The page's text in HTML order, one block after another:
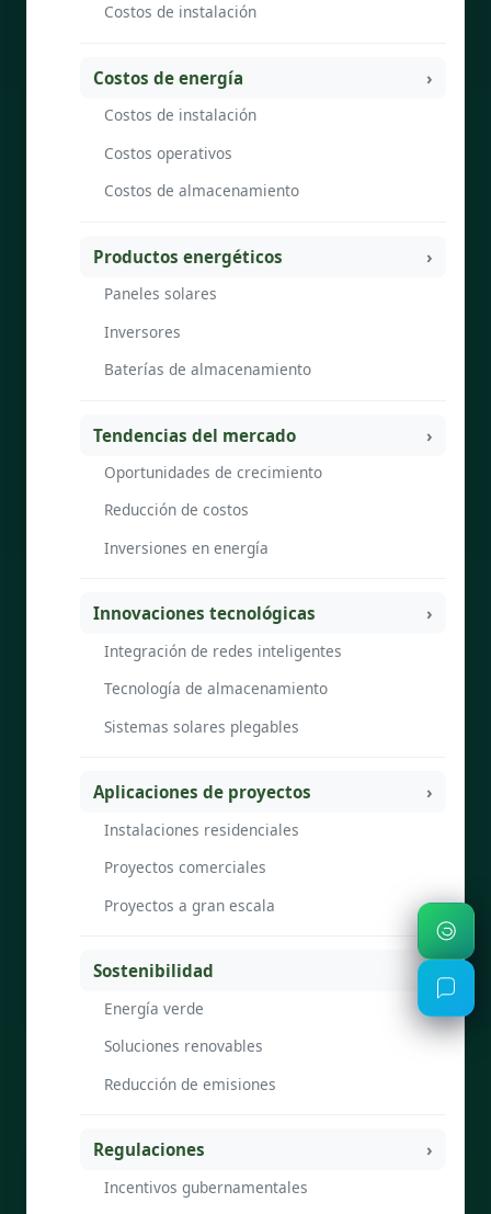
Costos de instalación
Costos de energía
Costos de instalación
Costos operativos
Costos de almacenamiento
Productos energéticos
Paneles solares
Inversores
Baterías de almacenamiento
Tendencias del mercado
Oportunidades de crecimiento
Reducción de costos
Inversiones en energía
Innovaciones tecnológicas
Integración de redes inteligentes
Tecnología de almacenamiento
Sistemas solares plegables
Aplicaciones de proyectos
Instalaciones residenciales
Proyectos comerciales
Proyectos a gran escala
Sostenibilidad
Energía verde
Soluciones renovables
Reducción de emisiones
Regulaciones
Incentivos gubernamentales